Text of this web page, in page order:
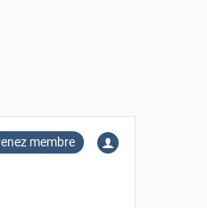
membre